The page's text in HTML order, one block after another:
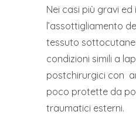
Nei casi più gravi ed
l’assottigliamento
tessuto
condizioni simili a
postchirurgici con
poco protette da
traumatici esterni.